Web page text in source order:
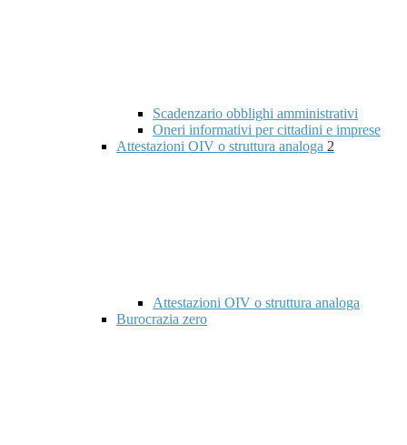
Scadenzario obblighi amministrativi
Oneri informativi per cittadini e imprese
Attestazioni OIV o struttura analoga 2
Attestazioni OIV o struttura analoga
Burocrazia zero